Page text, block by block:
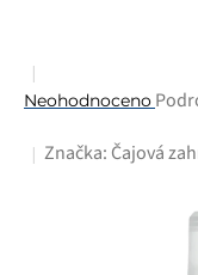
Průměrné
produktu
Neohodnoceno
Značka: Čajová